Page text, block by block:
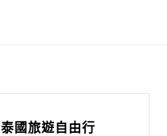
泰國旅遊自由行